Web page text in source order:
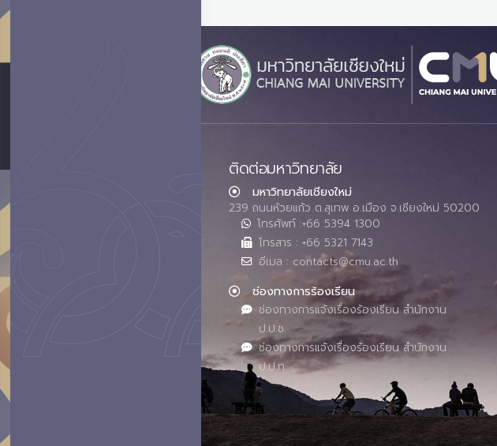
ติดต่อมหาวิทยาลัย
มหาวิทยาลัยเชียงใหม่
239 ถนนห้วยแก้ว ต.สุเทพ อ.เมือง จ.เชียงใหม่ 50200
โทรศัพท์ :+66 5394 1300
โทรสาร : +66 5321 7143
อีเมล : contacts@cmu.ac.th
ช่องทางการร้องเรียน
ช่องทางการแจ้งเรื่องร้องเรียน สำนักงาน
ป.ป.ช.
ช่องทางการแจ้งเรื่องร้องเรียน สำนักงาน
ป.ป.ท.